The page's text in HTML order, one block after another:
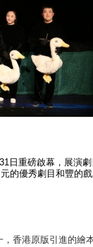
重磅啟幕，展演劇
的優秀劇目和豐的
香港原版引進的繪